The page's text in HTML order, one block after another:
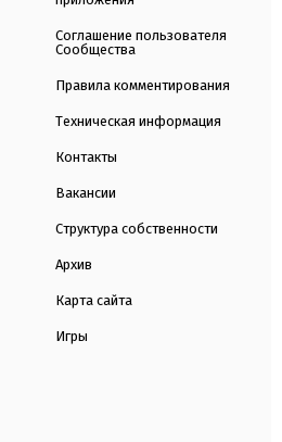
Соглашение пользователя
Сообщества
Правила комментирования
Техническая информация
Контакты
Вакансии
Структура собственности
Архив
Карта сайта
Игры